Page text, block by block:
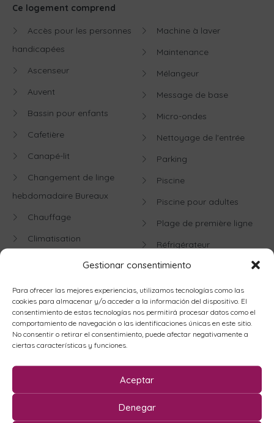
Gestionar consentimiento
Para ofrecer las mejores experiencias, utilizamos tecnologías como las
cookies para almacenar y/o acceder a la información del dispositivo. El
consentimiento de estas tecnologías nos permitirá procesar datos como el
comportamiento de navegación o las identificaciones únicas en este sitio.
No consentir o retirar el consentimiento, puede afectar negativamente a
ciertas características y funciones.
Aceptar
Denegar
Ce logement comprend
Accès pour les personnes
handicapées
Ascenseur
Auvent
Bassin pour enfants
Cafetière
Canapé-lit
Changement de linge
hebdomadaire Bureaux
Chauffage
Climatisation
Fronton
Jardín
Kit de courtoisie
Lave-vaisselle
Machine à laver
Maintenance
Mélangeur
Message de base
Micro-ondes
Nettoyage de l'entrée
Parking
Piscine
Piscine pour adultes
Plage de première ligne
Réfrigérateur
Télévision
Télévision par satellite
Terrain de jeux
Vue sur la mer